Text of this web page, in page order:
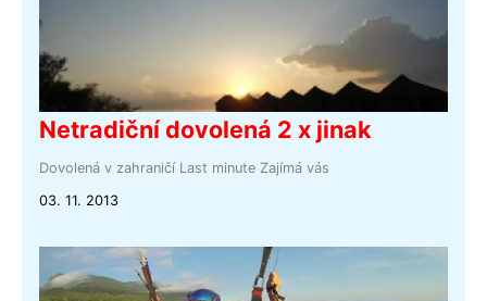
Netradiční dovolená 2 x jinak
Dovolená v zahraničí Last minute Zajímá vás
03. 11. 2013